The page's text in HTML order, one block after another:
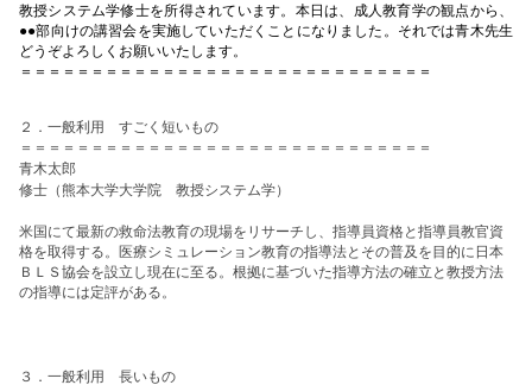
教授システム学修士を所得されています。本日は、成人教育学の観点から、
●●部向けの講習会を実施していただくことになりました。それでは青木先生
どうぞよろしくお願いいたします。
＝＝＝＝＝＝＝＝＝＝＝＝＝＝＝＝＝＝＝＝＝＝＝＝＝＝＝＝＝
２．一般利用 すごく短いもの
＝＝＝＝＝＝＝＝＝＝＝＝＝＝＝＝＝＝＝＝＝＝＝＝＝＝＝＝＝
青木太郎
修士（熊本大学大学院 教授システム学）
米国にて最新の救命法教育の現場をリサーチし、指導員資格と指導員教官資
格を取得する。医療シミュレーション教育の指導法とその普及を目的に日本
ＢＬＳ協会を設立し現在に至る。根拠に基づいた指導方法の確立と教授方法
の指導には定評がある。
３．一般利用 長いもの